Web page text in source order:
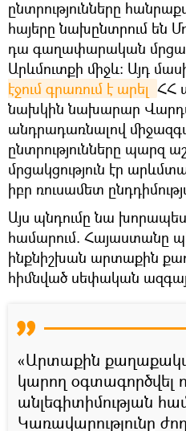
ընտրությունները
հայերը նախընտրում են
դա գաղափարական
Արևմուտքի միջև։ Այդ
էջում գրառում է արել ՀՀ
նախկին նախարար
անդրադառնալով
ընտրությունները
մրցակցություն էր
իբր ռուսամետ
Այս պնդումը նա խորապես
համարում. Հայաստանը
ինքնիշխան արտաքին
հիմնված սեփական
«Արտաքին
կարող օգտագործվել
անլեգիտիմության
Կառավարությունը